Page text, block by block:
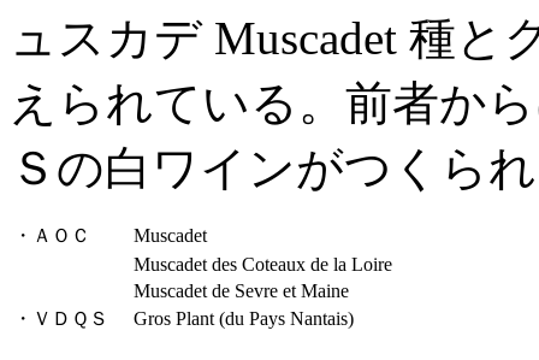
ュスカデ Muscadet 種と
えられている。前者か
Ｓの白ワインがつくら
・ＡＯＣ
Muscadet
Muscadet des Coteaux de la Loire
Muscadet de Sevre et Maine
・ＶＤＱＳ
Gros Plant (du Pays Nantais)